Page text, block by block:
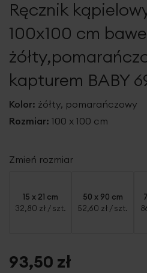
galeriiRęcznik
100x100 cm
kapturem BABY
Kolor: żółty, pomarańczowy
Rozmiar: 100 x 100 cm
Zmień rozmiar
15 x 21 cm
32,80 zł / szt.
50 x 90 cm
52,60 zł / szt.
93,50 zł